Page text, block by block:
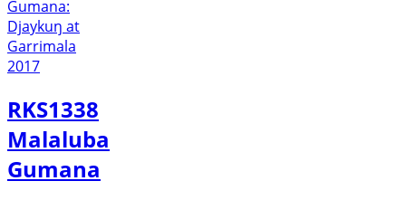
RKS1338
Malaluba
Gumana